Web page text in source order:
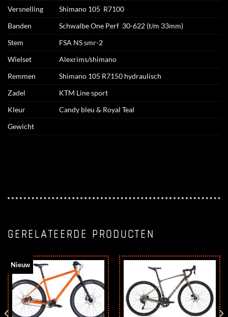
Versnelling
Shimano 105 R7100
Banden
Schwalbe One Perf 30-622 (t/m 33mm)
Stem
FSA NS smr-2
Wielset
Alexrims/shimano
Remmen
Shimano 105 R7150 hydraulisch
Zadel
KTM Line sport
Kleur
Candy bleu & Royal Teal
Gewicht
GERELATEERDE PRODUCTEN
Nieuw